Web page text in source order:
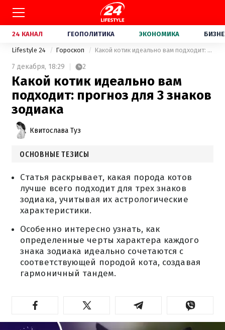
24 КАНАЛ ГЕОПОЛИТИКА ЭКОНОМИКА
Lifestyle 24 Гороскоп Какой котик идеально вам подходит: прогноз для 3 знаков зодиака
7 декабря, 18:29 2
Какой котик идеально вам
подходит: прогноз для 3 знаков
зодиака
Квитослава Туз
ОСНОВНЫЕ ТЕЗИСЫ
Статья раскрывает, какая порода котов
лучше всего подходит для трех знаков
зодиака, учитывая их астрологические
характеристики.
Особенно интересно узнать, как
определенные черты характера каждого
знака зодиака идеально сочетаются с
соответствующей породой кота, создавая
гармоничный тандем.